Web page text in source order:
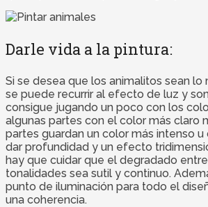
Darle vida a la pintura:
Si se desea que los animalitos sean lo
se puede recurrir al efecto de luz y
consigue jugando un poco con los
algunas partes con el color más claro
partes guardan un color más intenso u
dar profundidad y un efecto
hay que cuidar que el degradado
tonalidades sea sutil y continuo.
punto de iluminación para todo el
una coherencia.